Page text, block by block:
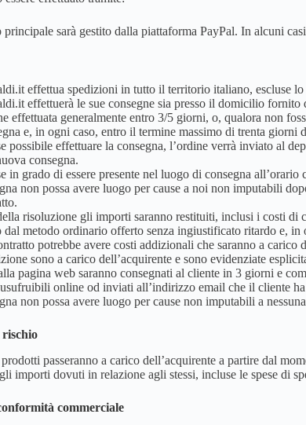
sarà gestito dalla piattaforma PayPal. In alcuni
effettua spedizioni in tutto il territorio italiano, escluse
effettuerà le sue consegne sia presso il domicilio
effettuata generalmente entro 3/5 giorni, o, qualora non
e, in ogni caso, entro il termine massimo di trenta giorni
possibile effettuare la consegna, l’ordine verrà inviato al
consegna.
in grado di essere presente nel luogo di consegna
non possa avere luogo per cause a noi non imputabili
risoluzione gli importi saranno restituiti, inclusi i costi
dal metodo ordinario offerto senza ingiustificato ritardo e,
potrebbe avere costi addizionali che saranno a carico
sono a carico dell’acquirente e sono evidenziate
pagina web saranno consegnati al cliente in 3 giorni e
online od inviati all’indirizzo email che il cliente
non possa avere luogo per cause non imputabili a
rischio
passeranno a carico dell’acquirente a partire dal
importi dovuti in relazione agli stessi, incluse le spese di
commerciale